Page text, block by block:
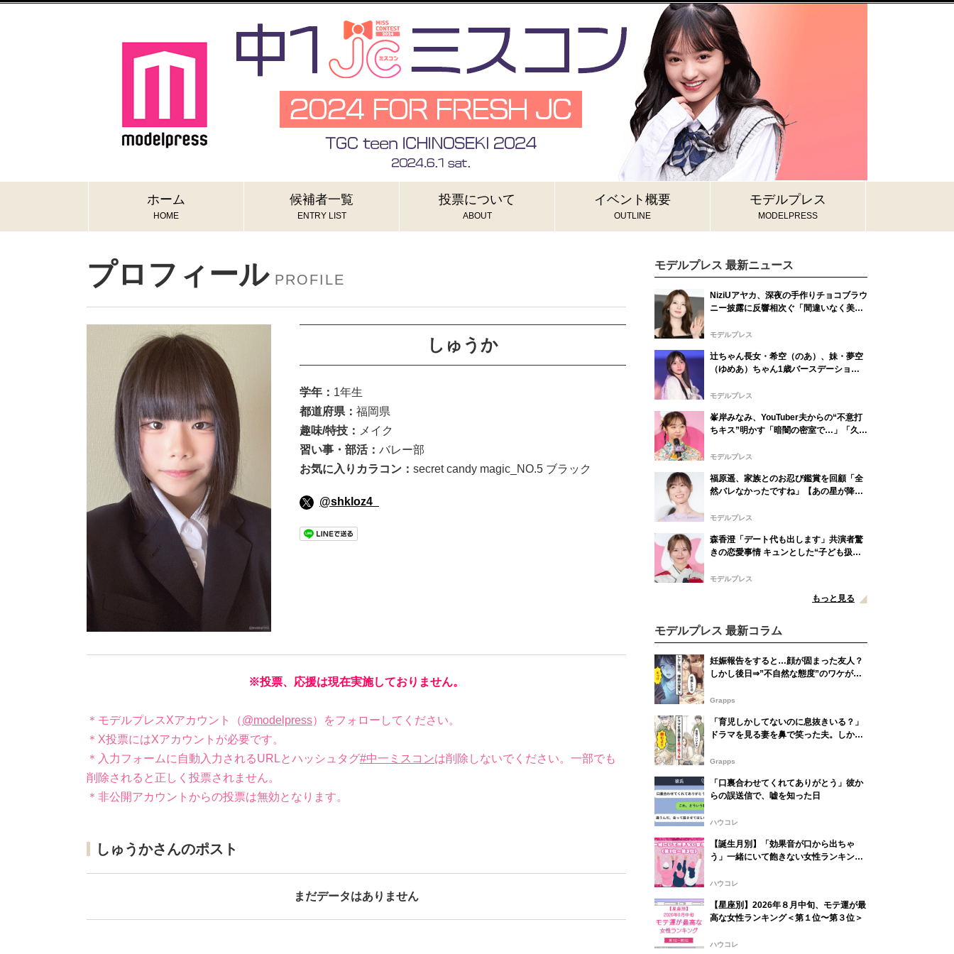
ホーム
HOME
候補者一覧
ENTRY LIST
投票について
ABOUT
イベント概要
OUTLINE
モデルプレス
MODELPRESS
プロフィール PROFILE
しゅうか
学年： 1年生
都道府県： 福岡県
趣味/特技： メイク
習い事・部活： バレー部
お気に入りカラコン ： secret candy magic_NO.5 ブラック
@shkloz4_
※投票、応援は現在実施しておりません。
＊モデルプレスXアカウント（@modelpress）をフォローしてください。
＊X投票にはXアカウントが必要です。
＊入力フォームに自動入力されるURLとハッシュタグ#中一ミスコンは削除しないでください。一部でも
削除されると正しく投票されません。
＊非公開アカウントからの投票は無効となります。
しゅうかさんのポスト
まだデータはありません
モデルプレス 最新ニュース
NiziUアヤカ、深夜の手作りチョコブラウ
ニー披露に反響相次ぐ「間違いなく美味
モデルプレス
辻ちゃん長女・希空（のあ）、妹・夢空
（ゆめあ）ちゃん1歳バースデーショッ
妹」と反響
モデルプレス
峯岸みなみ、YouTuber夫からの“不意打
ちキス”明かす「暗闇の密室で…」「久し
モデルプレス
福原遥、家族とのお忍び鑑賞を回顧「全
然バレなかったですね」【あの星が降る
モデルプレス
森香澄「デート代も出します」共演者驚
きの恋愛事情 キュンとした“子ども扱
ね」
モデルプレス
もっと見る
モデルプレス 最新コラム
妊娠報告をすると…顔が固まった友人？
しかし後日⇒”不自然な態度”のワケが発
Grapps
「育児しかしてないのに息抜きいる？」
ドラマを見る妻を鼻で笑った夫。しかし
Grapps
「口裏合わせてくれてありがとう」彼か
らの誤送信で、嘘を知った日
ハウコレ
【誕生月別】「効果音が口から出ちゃ
う」一緒にいて飽きない女性ランキング
ハウコレ
【星座別】2026年８月中旬、モテ運が最
高な女性ランキング＜第１位〜第３位＞
ハウコレ